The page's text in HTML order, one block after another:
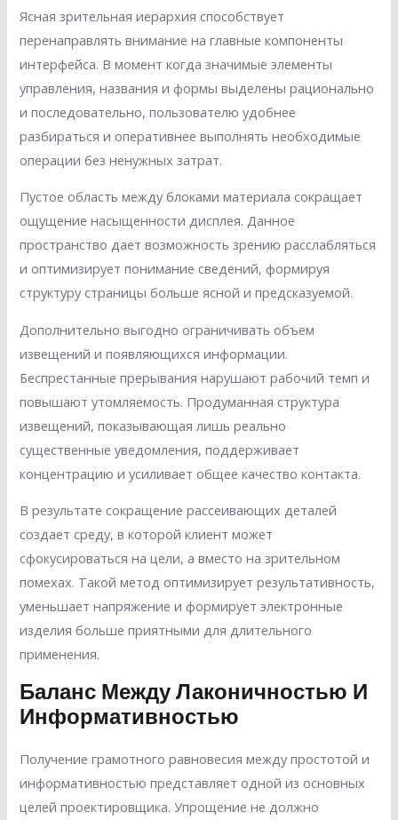
Ясная зрительная иерархия способствует
перенаправлять внимание на главные компоненты
интерфейса. В момент когда значимые элементы
управления, названия и формы выделены рационально
и последовательно, пользователю удобнее
разбираться и оперативнее выполнять необходимые
операции без ненужных затрат.
Пустое область между блоками материала сокращает
ощущение насыщенности дисплея. Данное
пространство дает возможность зрению расслабляться
и оптимизирует понимание сведений, формируя
структуру страницы больше ясной и предсказуемой.
Дополнительно выгодно ограничивать объем
извещений и появляющихся информации.
Беспрестанные прерывания нарушают рабочий темп и
повышают утомляемость. Продуманная структура
извещений, показывающая лишь реально
существенные уведомления, поддерживает
концентрацию и усиливает общее качество контакта.
В результате сокращение рассеивающих деталей
создает среду, в которой клиент может
сфокусироваться на цели, а вместо на зрительном
помехах. Такой метод оптимизирует результативность,
уменьшает напряжение и формирует электронные
изделия больше приятными для длительного
применения.
Баланс Между Лаконичностью И
Информативностью
Получение грамотного равновесия между простотой и
информативностью представляет одной из основных
целей проектировщика. Упрощение не должно